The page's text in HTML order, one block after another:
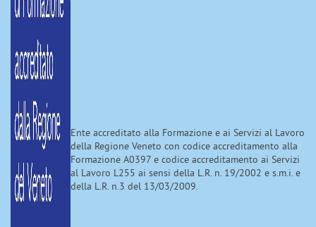
Ente accreditato alla Formazione e ai Servizi al Lavoro
della Regione Veneto con codice accreditamento alla
Formazione A0397 e codice accreditamento ai Servizi
al Lavoro L255 ai sensi della L.R. n. 19/2002 e s.m.i. e
della L.R. n.3 del 13/03/2009.